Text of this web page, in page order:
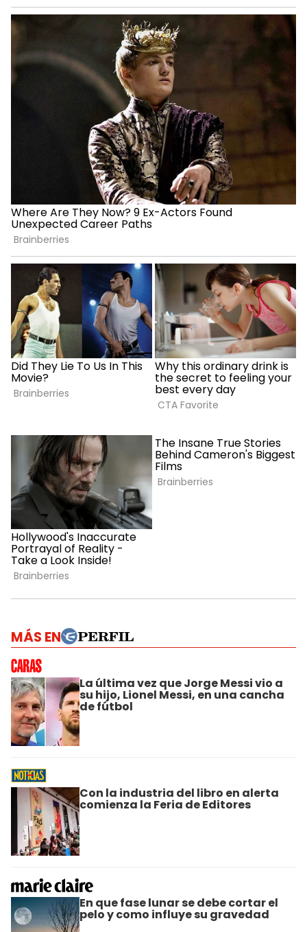
MÁS EN
La última vez que Jorge Messi vio a
su hijo, Lionel Messi, en una cancha
de fútbol
Con la industria del libro en alerta
comienza la Feria de Editores
En que fase lunar se debe cortar el
pelo y como influye su gravedad